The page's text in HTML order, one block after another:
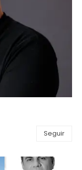
Seguir